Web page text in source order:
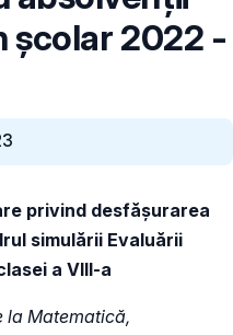
școlar 2022 -
privind desfășurarea
simulării Evaluării
a VIII-a
la Matematică,